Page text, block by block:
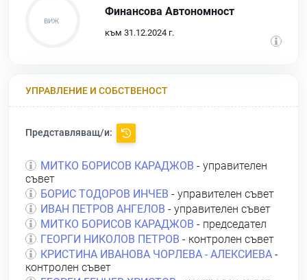
Финансова Автономност
към 31.12.2024 г.
УПРАВЛЕНИЕ И СОБСТВЕНОСТ
Представляващ/и:
МИТКО БОРИСОВ КАРАДЖОВ - управителен
съвет
БОРИС ТОДОРОВ ИНЧЕВ - управителен съвет
ИВАН ПЕТРОВ АНГЕЛОВ - управителен съвет
МИТКО БОРИСОВ КАРАДЖОВ - председател
ГЕОРГИ НИКОЛОВ ПЕТРОВ - контролен съвет
КРИСТИНА ИВАНОВА ЧОРЛЕВА - АЛЕКСИЕВА -
контролен съвет